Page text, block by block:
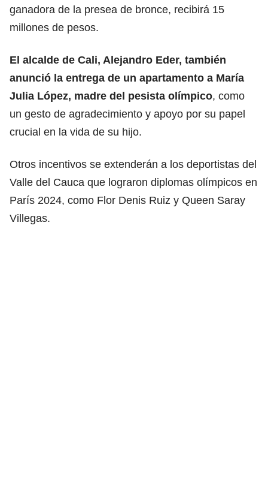
ganadora de la presea de bronce, recibirá 15
millones de pesos.
El alcalde de Cali, Alejandro Eder, también
anunció la entrega de un apartamento a María
Julia López, madre del pesista olímpico, como
un gesto de agradecimiento y apoyo por su papel
crucial en la vida de su hijo.
Otros incentivos se extenderán a los deportistas del
Valle del Cauca que lograron diplomas olímpicos en
París 2024, como Flor Denis Ruiz y Queen Saray
Villegas.